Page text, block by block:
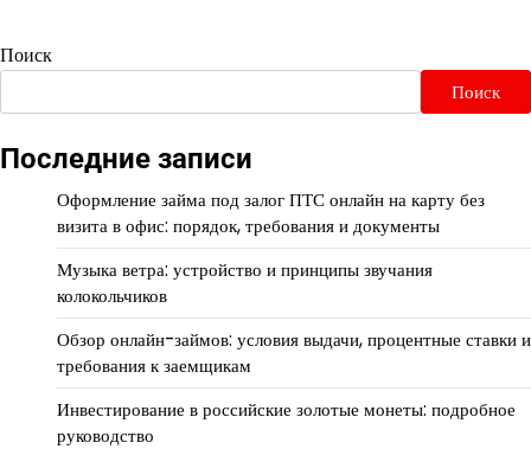
Поиск
Поиск
Последние записи
Оформление займа под залог ПТС онлайн на карту без
визита в офис: порядок, требования и документы
Музыка ветра: устройство и принципы звучания
колокольчиков
Обзор онлайн-займов: условия выдачи, процентные ставки и
требования к заемщикам
Инвестирование в российские золотые монеты: подробное
руководство